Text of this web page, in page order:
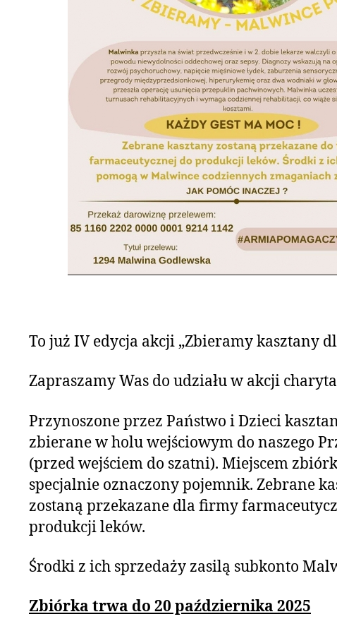
To już IV edycja akcji „Zbieramy kasztany
Zapraszamy Was do udziału w akcji
Przynoszone przez Państwo i Dzieci
zbierane w holu wejściowym do naszego
(przed wejściem do szatni). Miejscem
specjalnie oznaczony pojemnik. Zebrane
zostaną przekazane dla firmy
produkcji leków.
Środki z ich sprzedaży zasilą subkonto
Zbiórka trwa do 20 października 2025